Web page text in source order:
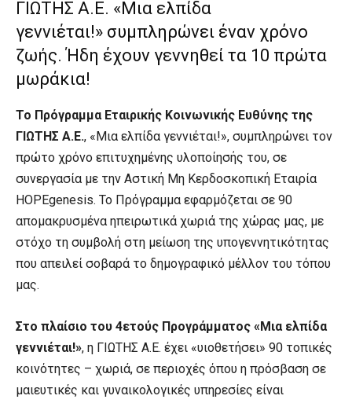
ΓΙΩΤΗΣ Α.Ε. «Μια ελπίδα
γεννιέται!» συμπληρώνει έναν χρόνο
ζωής. Ήδη έχουν γεννηθεί τα 10 πρώτα
μωράκια!
Το Πρόγραμμα Εταιρικής Κοινωνικής Ευθύνης της
ΓΙΩΤΗΣ Α.Ε., «Μια ελπίδα γεννιέται!», συμπληρώνει τον
πρώτο χρόνο επιτυχημένης υλοποίησής του, σε
συνεργασία με την Αστική Μη Κερδοσκοπική Εταιρία
HOPEgenesis. Το Πρόγραμμα εφαρμόζεται σε 90
απομακρυσμένα ηπειρωτικά χωριά της χώρας μας, με
στόχο τη συμβολή στη μείωση της υπογεννητικότητας
που απειλεί σοβαρά το δημογραφικό μέλλον του τόπου
μας.
Στο πλαίσιο του 4ετούς Προγράμματος «Μια ελπίδα
γεννιέται!», η ΓΙΩΤΗΣ Α.Ε. έχει «υιοθετήσει» 90 τοπικές
κοινότητες – χωριά, σε περιοχές όπου η πρόσβαση σε
μαιευτικές και γυναικολογικές υπηρεσίες είναι